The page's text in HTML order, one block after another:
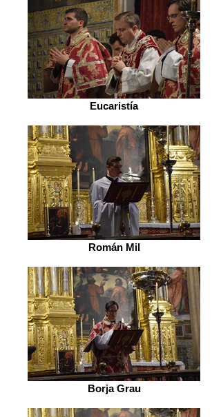
Eucaristía
Román Mil
Borja Grau